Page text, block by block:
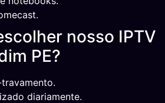
nosso IPTV
PE?
diariamente.